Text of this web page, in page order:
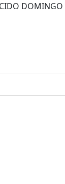
DOMINGO